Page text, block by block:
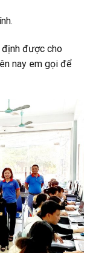
được cho
nay em gọi để